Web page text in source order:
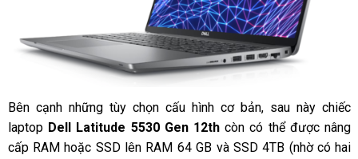
Bên cạnh những tùy chọn cấu hình cơ bản, sau này chiếc
laptop Dell Latitude 5530 Gen 12th còn có thể được nâng
cấp RAM hoặc SSD lên RAM 64 GB và SSD 4TB (nhờ có hai